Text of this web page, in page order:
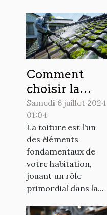
Comment
choisir la
meilleure
méthode de
démoussage
pour votre
toit ?
Samedi 6 juillet 2024
01:04
La toiture est l'un
des éléments
fondamentaux de
votre habitation,
jouant un rôle
primordial dans la...